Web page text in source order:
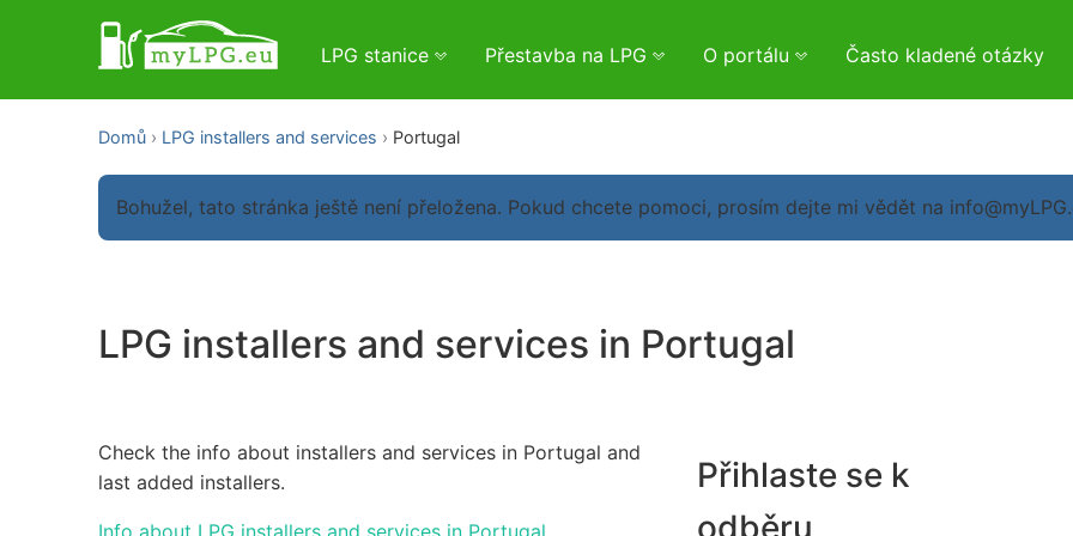
LPG stanice Přestavba na LPG O portálu Často kladené otázky
Domů LPG installers and services Portugal
Bohužel, tato stránka ještě není přeložena. Pokud chcete pomoci, prosím dejte mi vědět na
LPG installers and services in Portugal
Check the info about installers and services in Portugal and
last added installers.
Info about LPG installers and services in Portugal
Přihlaste se k